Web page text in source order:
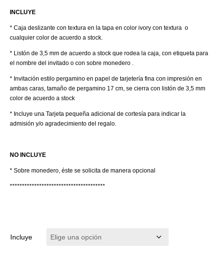
INCLUYE
* Caja deslizante con textura en la tapa en color ivory con textura o
cualquier color de acuerdo a stock.
* Listón de 3,5 mm de acuerdo a stock que rodea la caja, con etiqueta para
el nombre del invitado o con sobre monedero .
* Invitación estilo pergamino en papel de tarjetería fina con impresión en
ambas caras, tamaño de pergamino 17 cm, se cierra con listón de 3,5 mm
color de acuerdo a stock
* Incluye una Tarjeta pequeña adicional de cortesía para indicar la
admisión y/o agradecimiento del regalo.
NO INCLUYE
* Sobre monedero, éste se solicita de manera opcional
***************************************
Incluye